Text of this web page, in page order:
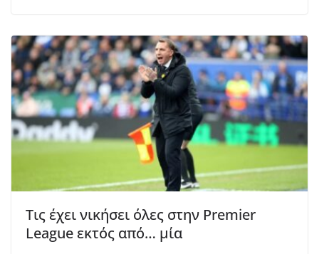
Τις έχει νικήσει όλες στην Premier
League εκτός από… μία